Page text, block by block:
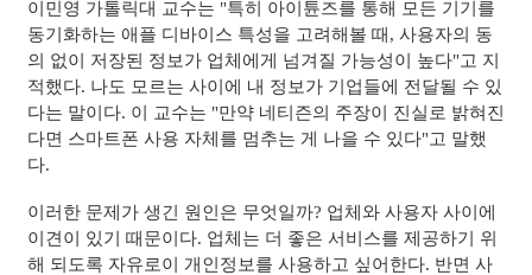
이민영 가톨릭대 교수는 "특히 아이튠즈를 통해 모든 기기를
동기화하는 애플 디바이스 특성을 고려해볼 때, 사용자의 동
의 없이 저장된 정보가 업체에게 넘겨질 가능성이 높다"고 지
적했다. 나도 모르는 사이에 내 정보가 기업들에 전달될 수 있
다는 말이다. 이 교수는 "만약 네티즌의 주장이 진실로 밝혀진
다면 스마트폰 사용 자체를 멈추는 게 나을 수 있다"고 말했
다.
이러한 문제가 생긴 원인은 무엇일까? 업체와 사용자 사이에
이견이 있기 때문이다. 업체는 더 좋은 서비스를 제공하기 위
해 되도록 자유로이 개인정보를 사용하고 싶어한다. 반면 사